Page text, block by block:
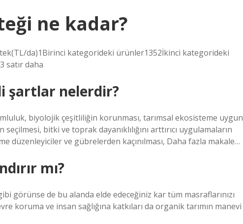
ne kadar?
da)1Birinci kategorideki ürünler1352İkinci kategorideki
satır daha
şartlar nelerdir?
biyolojik çeşitliliğin korunması, tarımsal ekosisteme uygun
bitki ve toprak dayanıklılığını arttırıcı uygulamaların
düzenleyiciler ve gübrelerden kaçınılması, Daha fazla makale…
mı?
görünse de bu alanda elde edeceğiniz kar tüm masraflarınızı
koruma ve insan sağlığına katkıları da organik tarımın manevi